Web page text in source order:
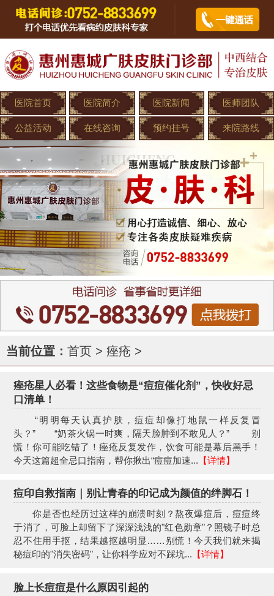
医院首页 医院简介 医院新闻 医师团队
公益活动 在线咨询 预约挂号 来院路线
当前位置： 首页> 痤疮 >
痤疮星人必看！这些食物是“痘痘催化剂”，快收好忌
口清单！
“明明每天认真护肤，痘痘却像打地鼠一样反复冒
头？” “奶茶火锅一时爽，隔天脸肿到不敢见人？” 别
慌！你可能吃错了！痤疮反复发作，饮食可能是幕后黑手！
今天这篇超全忌口指南，帮你揪出“痘痘加速... 【详情】
痘印自救指南｜别让青春的印记成为颜值的绊脚石！
你是否也经历过这样的崩溃时刻？熬夜爆痘后，痘痘终
于消了，可脸上却留下了深深浅浅的"红色勋章"？照镜子时总
忍不住用手抠，结果越抠越明显……别慌！今天我们就来揭
秘痘印的"消失密码"，让你科学应对不踩坑... 【详情】
脸上长痘痘是什么原因引起的